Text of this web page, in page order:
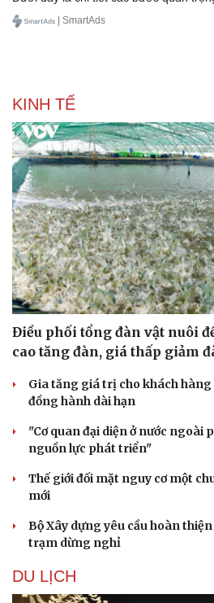
| SmartAds
KINH TẾ
Điều phối tổng đàn vật nuôi
cao tăng đàn, giá thấp giảm
Gia tăng giá trị cho khách
đồng hành dài hạn
"Cơ quan đại diện ở nước ngoài
nguồn lực phát triển"
Thế giới đối mặt nguy cơ một
mới
Bộ Xây dựng yêu cầu hoàn
trạm dừng nghỉ
DU LỊCH